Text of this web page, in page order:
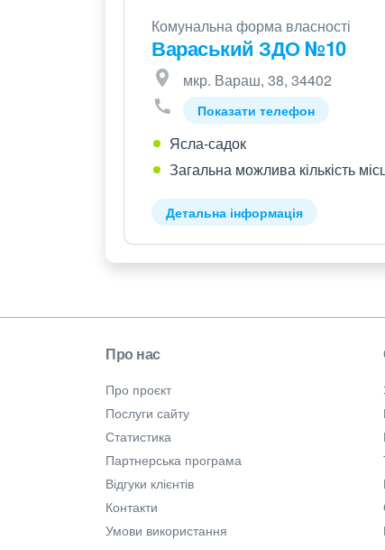
Комунальна форма власності
Вараський ЗДО №10
мкр. Вараш, 38, 34402
Показати телефон
Ясла-садок
Загальна можлива кількість
Детальна інформація
Про нас
Про проєкт
Послуги сайту
Статистика
Партнерська програма
Відгуки клієнтів
Контакти
Умови використання